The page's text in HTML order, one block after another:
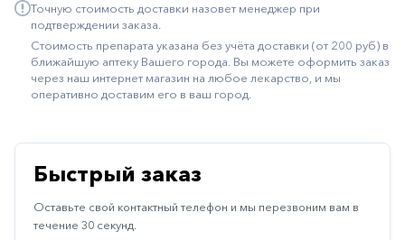
Иммуностимуляторы
Климактерические
Метаболизм
Наружные
средства
Неврологические
Точную стоимость доставки назовет менеджер при
подтверждении заказа.
Стоимость препарата указана без учёта доставки (от 200 руб) в
ближайшую аптеку Вашего города. Вы можете оформить заказ
через наш интернет магазин на любое лекарство, и мы
оперативно доставим его в ваш город.
Быстрый заказ
Оставьте свой контактный телефон и мы перезвоним вам в
течение 30 секунд.